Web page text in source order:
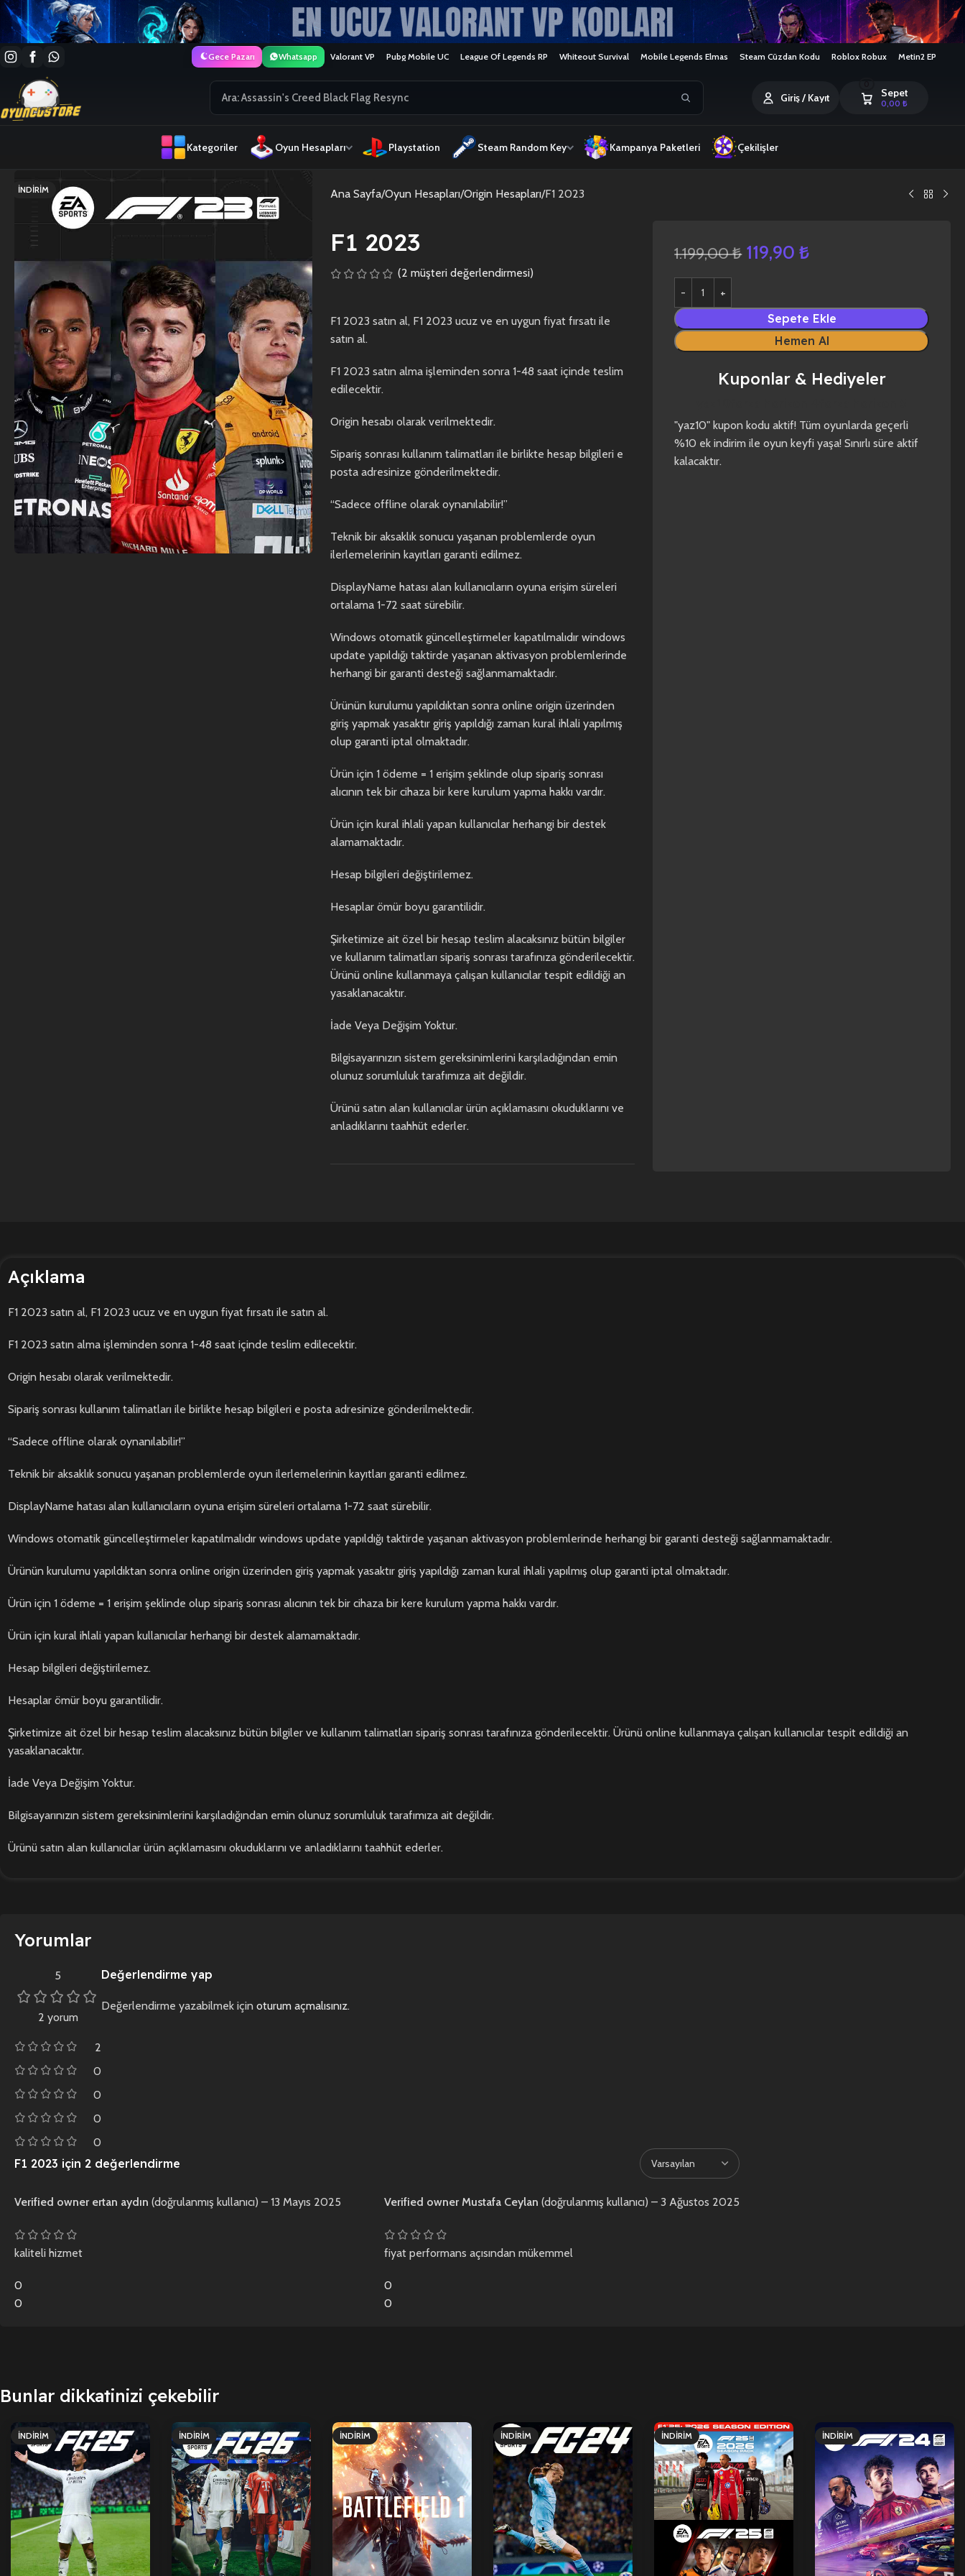
Gece Pazarı Whatsapp Valorant VP Pubg Mobile UC League Of Legends RP Whiteout Survival Mobile Legends Elmas Steam Cüzdan Kodu Roblox Robux Metin2 EP
Giriş / Kayıt Sepet
0,00₺
Kategoriler Oyun Hesapları Playstation Steam Random Key Kampanya Paketleri Çekilişler
İNDIRIM Ana Sayfa Oyun Hesapları Origin Hesapları F1 2023
F1 2023
(2 müşteri değerlendirmesi)
F1 2023 satın al, F1 2023 ucuz ve en uygun fiyat fırsatı ile
satın al.
F1 2023 satın alma işleminden sonra 1-48 saat içinde teslim
edilecektir.
Origin hesabı olarak verilmektedir.
Sipariş sonrası kullanım talimatları ile birlikte hesap bilgileri e
posta adresinize gönderilmektedir.
“Sadece offline olarak oynanılabilir!”
Teknik bir aksaklık sonucu yaşanan problemlerde oyun
ilerlemelerinin kayıtları garanti edilmez.
DisplayName hatası alan kullanıcıların oyuna erişim süreleri
ortalama 1-72 saat sürebilir.
Windows otomatik güncelleştirmeler kapatılmalıdır windows
update yapıldığı taktirde yaşanan aktivasyon problemlerinde
herhangi bir garanti desteği sağlanmamaktadır.
Ürünün kurulumu yapıldıktan sonra online origin üzerinden
giriş yapmak yasaktır giriş yapıldığı zaman kural ihlali yapılmış
olup garanti iptal olmaktadır.
Ürün için 1 ödeme = 1 erişim şeklinde olup sipariş sonrası
alıcının tek bir cihaza bir kere kurulum yapma hakkı vardır.
Ürün için kural ihlali yapan kullanıcılar herhangi bir destek
alamamaktadır.
Hesap bilgileri değiştirilemez.
Hesaplar ömür boyu garantilidir.
Şirketimize ait özel bir hesap teslim alacaksınız bütün bilgiler
ve kullanım talimatları sipariş sonrası tarafınıza gönderilecektir.
Ürünü online kullanmaya çalışan kullanıcılar tespit edildiği an
yasaklanacaktır.
İade Veya Değişim Yoktur.
Bilgisayarınızın sistem gereksinimlerini karşıladığından emin
olunuz sorumluluk tarafımıza ait değildir.
Ürünü satın alan kullanıcılar ürün açıklamasını okuduklarını ve
anladıklarını taahhüt ederler.
1.199,00₺ 119,90₺
Sepete Ekle
Hemen Al
Kuponlar & Hediyeler
"yaz10" kupon kodu aktif! Tüm oyunlarda geçerli
%10 ek indirim ile oyun keyfi yaşa! Sınırlı süre aktif
kalacaktır.
Açıklama
F1 2023 satın al, F1 2023 ucuz ve en uygun fiyat fırsatı ile satın al.
F1 2023 satın alma işleminden sonra 1-48 saat içinde teslim edilecektir.
Origin hesabı olarak verilmektedir.
Sipariş sonrası kullanım talimatları ile birlikte hesap bilgileri e posta adresinize gönderilmektedir.
“Sadece offline olarak oynanılabilir!”
Teknik bir aksaklık sonucu yaşanan problemlerde oyun ilerlemelerinin kayıtları garanti edilmez.
DisplayName hatası alan kullanıcıların oyuna erişim süreleri ortalama 1-72 saat sürebilir.
Windows otomatik güncelleştirmeler kapatılmalıdır windows update yapıldığı taktirde yaşanan aktivasyon problemlerinde herhangi bir garanti desteği sağlanmamaktadır.
Ürünün kurulumu yapıldıktan sonra online origin üzerinden giriş yapmak yasaktır giriş yapıldığı zaman kural ihlali yapılmış olup garanti iptal olmaktadır.
Ürün için 1 ödeme = 1 erişim şeklinde olup sipariş sonrası alıcının tek bir cihaza bir kere kurulum yapma hakkı vardır.
Ürün için kural ihlali yapan kullanıcılar herhangi bir destek alamamaktadır.
Hesap bilgileri değiştirilemez.
Hesaplar ömür boyu garantilidir.
Şirketimize ait özel bir hesap teslim alacaksınız bütün bilgiler ve kullanım talimatları sipariş sonrası tarafınıza gönderilecektir. Ürünü online kullanmaya çalışan kullanıcılar tespit edildiği an
yasaklanacaktır.
İade Veya Değişim Yoktur.
Bilgisayarınızın sistem gereksinimlerini karşıladığından emin olunuz sorumluluk tarafımıza ait değildir.
Ürünü satın alan kullanıcılar ürün açıklamasını okuduklarını ve anladıklarını taahhüt ederler.
Yorumlar
5
2 yorum
2
0
0
0
0
F1 2023 için 2 değerlendirme
Verified owner ertan aydın (doğrulanmış kullanıcı) – 13 Mayıs 2025
kaliteli hizmet
0
0
Verified ownerMustafa Ceylan (doğrulanmış kullanıcı) – 3 Ağustos 2025
fiyat performans açısından mükemmel
0
0
Değerlendirme yap
Değerlendirme yazabilmek için oturum açmalısınız.
Bunlar dikkatinizi çekebilir
İNDIRIM İNDIRIM İNDIRIM İNDIRIM İNDIRIM İNDIRIM